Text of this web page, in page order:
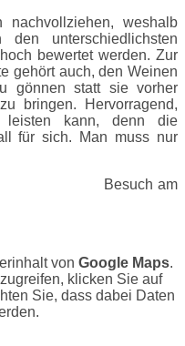
nachvollziehen, weshalb
den unterschiedlichsten
bewertet werden. Zur
gehört auch, den Weinen
gönnen statt sie vorher
bringen. Hervorragend,
kann, denn die
für sich. Man muss nur
am
von Google Maps.
klicken Sie auf
Sie, dass dabei Daten